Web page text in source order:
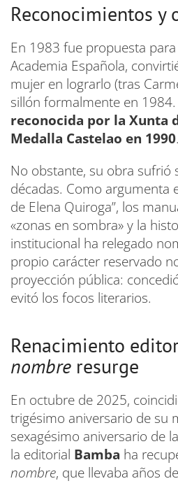
Reconocimientos y
En 1983 fue propuesta
Academia Española,
mujer en lograrlo (tras
sillón formalmente en 1984.
reconocida por la Xunta
Medalla Castelao en 1990.
No obstante, su obra sufrió
décadas. Como argumenta
de Elena Quiroga”, los
«zonas en sombra» y la
institucional ha relegado
propio carácter reservado
proyección pública:
evitó los focos literarios.
Renacimiento
nombre resurge
En octubre de 2025,
trigésimo aniversario de su
sexagésimo aniversario de
la editorial Bamba ha
nombre, que llevaba años